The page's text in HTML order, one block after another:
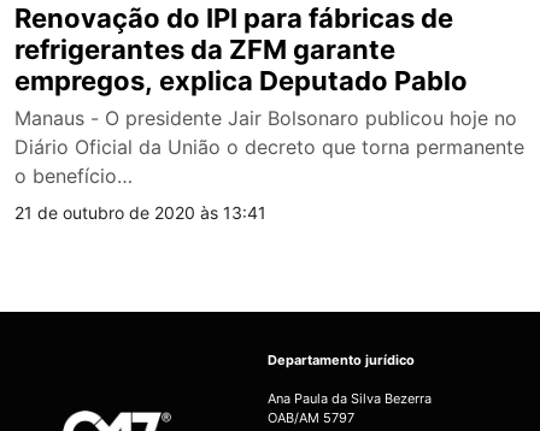
Renovação do IPI para fábricas de
refrigerantes da ZFM garante
empregos, explica Deputado Pablo
Manaus - O presidente Jair Bolsonaro publicou hoje no
Diário Oficial da União o decreto que torna permanente
o benefício…
21 de outubro de 2020 às 13:41
Departamento jurídico
Ana Paula da Silva Bezerra
OAB/AM 5797